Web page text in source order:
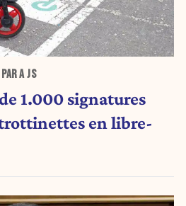
A JS
1.000 signatures
en libre-